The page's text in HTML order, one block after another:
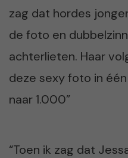
zag dat hordes
de foto en
achterlieten. Haar
deze sexy foto in
naar 1.000”
“Toen ik zag dat